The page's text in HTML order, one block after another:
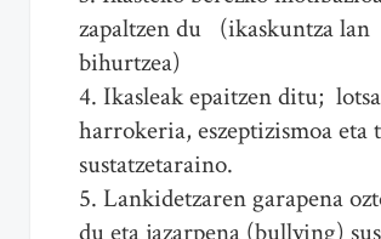
zapaltzen du (ikaskuntza lan
bihurtzea)
4. Ikasleak epaitzen ditu;
harrokeria, eszeptizismoa eta
sustatzetaraino.
5. Lankidetzaren garapena
du eta jazarpena (bullying)